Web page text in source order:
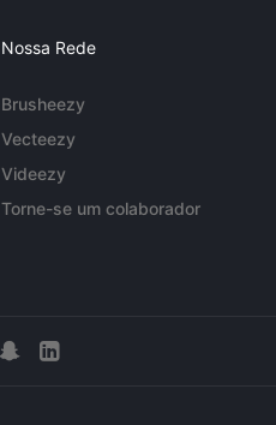
Nossa Rede
Brusheezy
Vecteezy
Videezy
Torne-se um colaborador